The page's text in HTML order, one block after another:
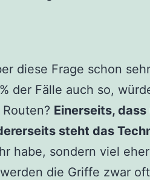
diese Frage schon
der Fälle auch so,
Einerseits,
steht das
habe, sondern viel
die Griffe zwar